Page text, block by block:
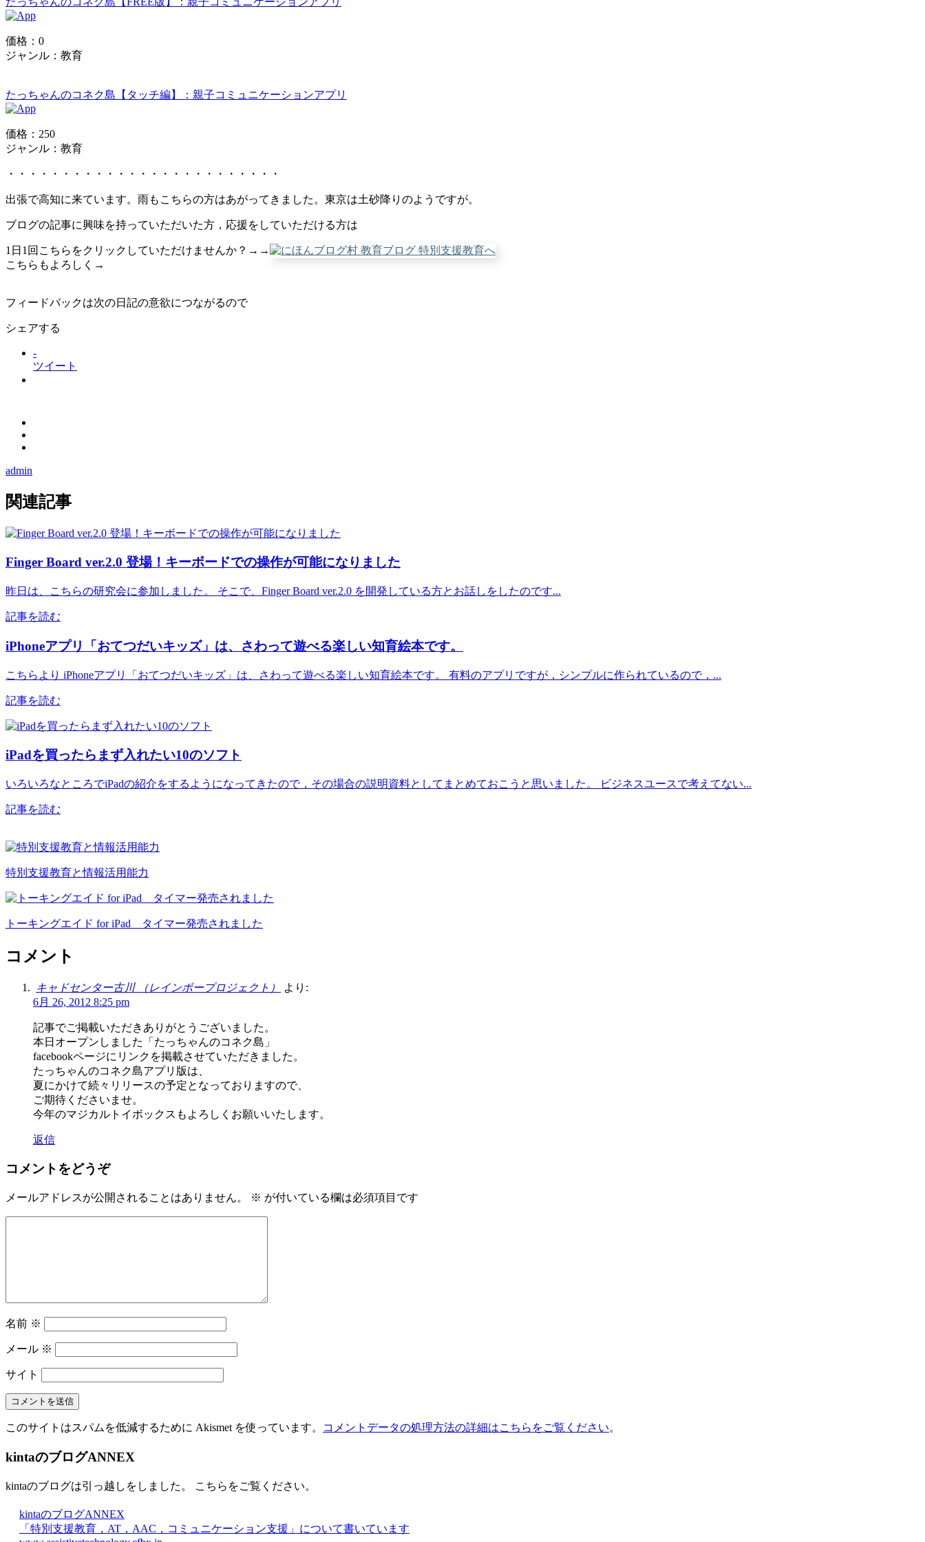
価格：0
ジャンル：教育
たっちゃんのコネク島【タッチ編】：親子コミュニケーションアプリ
価格：250
ジャンル：教育
・・・・・・・・・・・・・・・・・・・・・・・・・
出張で高知に来ています。雨もこちらの方はあがってきました。東京は土砂降りのようですが。
ブログの記事に興味を持っていただいた方，応援をしていただける方は
1日1回こちらをクリックしていただけませんか？→→
こちらもよろしく→
フィードバックは次の日記の意欲につながるので
シェアする
-
ツイート
admin
関連記事
Finger Board ver.2.0 登場！キーボードでの操作が可能になりました
昨日は、こちらの研究会に参加しました。 そこで、Finger Board ver.2.0 を開発している方とお話しをしたのです...
記事を読む
iPhoneアプリ「おてつだいキッズ」は、さわって遊べる楽しい知育絵本です。
こちらより iPhoneアプリ「おてつだいキッズ」は、さわって遊べる楽しい知育絵本です。 有料のアプリですが，シンプルに作られているので，...
記事を読む
iPadを買ったらまず入れたい10のソフト
いろいろなところでiPadの紹介をするようになってきたので，その場合の説明資料としてまとめておこうと思いました。 ビジネスユースで考えてない...
記事を読む
特別支援教育と情報活用能力
トーキングエイド for iPad タイマー発売されました
コメント
キャドセンター古川 （レインボープロジェクト）
より:
6月 26, 2012 8:25 pm
記事でご掲載いただきありがとうございました。
本日オープンしました「たっちゃんのコネク島」
facebookページにリンクを掲載させていただきました。
たっちゃんのコネク島アプリ版は、
夏にかけて続々リリースの予定となっておりますので、
ご期待くださいませ。
今年のマジカルトイボックスもよろしくお願いいたします。
返信
コメントをどうぞ
メールアドレスが公開されることはありません。 ※ が付いている欄は必須項目です
名前 ※
メール ※
サイト
このサイトはスパムを低減するために Akismet を使っています。 コメントデータの処理方法の詳細はこちらをご覧ください。
kintaのブログANNEX
kintaのブログは引っ越しをしました。 こちらをご覧ください。
kintaのブログANNEX
「特別支援教育，AT，AAC，コミュニケーション支援」について書いています